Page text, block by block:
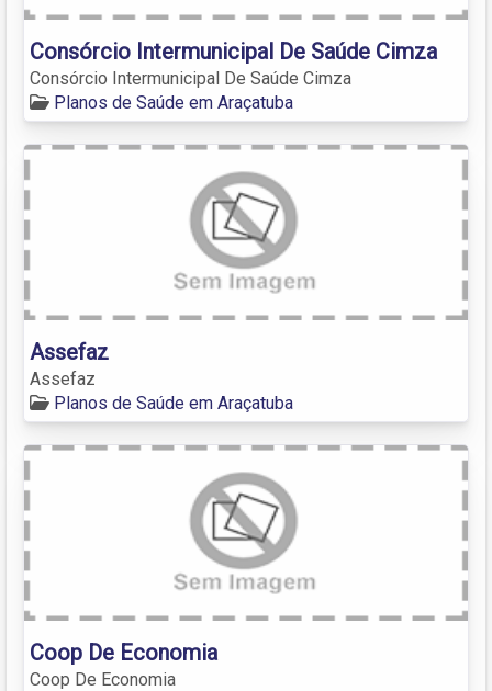
Consórcio Intermunicipal De Saúde Cimza
Consórcio Intermunicipal De Saúde Cimza
Planos de Saúde em Araçatuba
Assefaz
Assefaz
Planos de Saúde em Araçatuba
Coop De Economia
Coop De Economia